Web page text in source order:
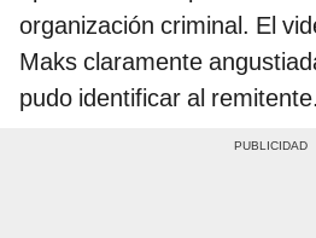
organización criminal. El
Maks claramente
pudo identificar al remitente.